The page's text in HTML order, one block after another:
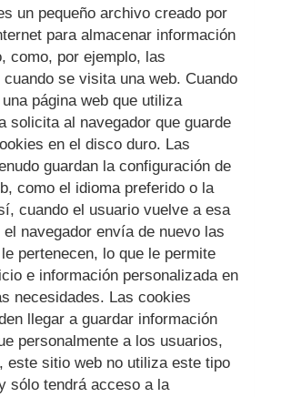
un pequeño archivo creado por
para almacenar información
como, por ejemplo, las
se visita una web. Cuando
página web que utiliza
solicita al navegador que guarde
en el disco duro. Las
guardan la configuración de
como el idioma preferido o la
cuando el usuario vuelve a esa
el navegador envía de nuevo las
pertenecen, lo que le permite
e información personalizada en
necesidades. Las cookies
llegar a guardar información
personalmente a los usuarios,
este sitio web no utiliza este tipo
sólo tendrá acceso a la